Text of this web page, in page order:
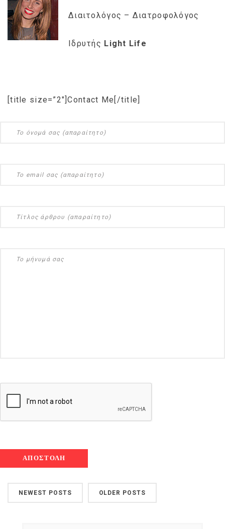
Διαιτολόγος – Διατροφολόγος
Ιδρυτής Light Life
[title size=”2″]Contact Me[/title]
NEWEST POSTS OLDER POSTS